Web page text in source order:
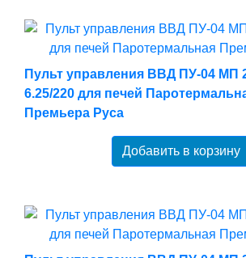
Пульт управления ВВД ПУ-04 МП
6.25/220 для печей
Премьера Руса
Добавить в корзину